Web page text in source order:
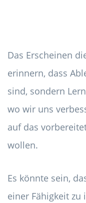
Das Erscheinen
erinnern, dass
sind, sondern
wo wir uns
auf das
wollen.
Es könnte sein,
einer Fähigkeit